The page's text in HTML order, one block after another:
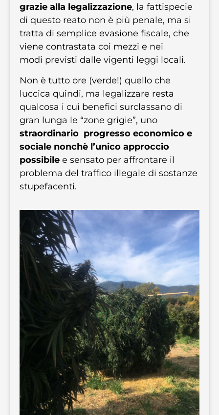
grazie alla legalizzazione, la fattispecie
di questo reato non è più penale, ma si
tratta di semplice evasione fiscale, che
viene contrastata coi mezzi e nei
modi previsti dalle vigenti leggi locali.
Non è tutto ore (verde!) quello che
luccica quindi, ma legalizzare resta
qualcosa i cui benefici surclassano di
gran lunga le “zone grigie”, uno
straordinario progresso economico e
sociale nonchè l’unico approccio
possibile e sensato per affrontare il
problema del traffico illegale di sostanze
stupefacenti.